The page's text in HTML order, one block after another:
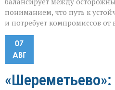
пониманием, что путь к
и потребует компромиссов от
07
АВГ
«Шереметьево»: